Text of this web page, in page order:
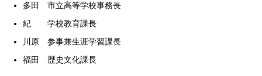
多田 市立高等学校事務長
紀 学校教育課長
川原 参事兼生涯学習課長
福田 歴史文化課長